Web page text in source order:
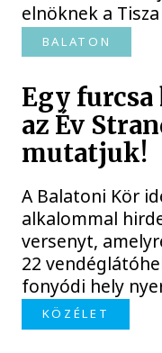
elnöknek a
BALATON
Egy
az Év
mutatjuk!
A Balatoni Kör
alkalommal
versenyt,
22
fonyódi hely
KÖZÉLET